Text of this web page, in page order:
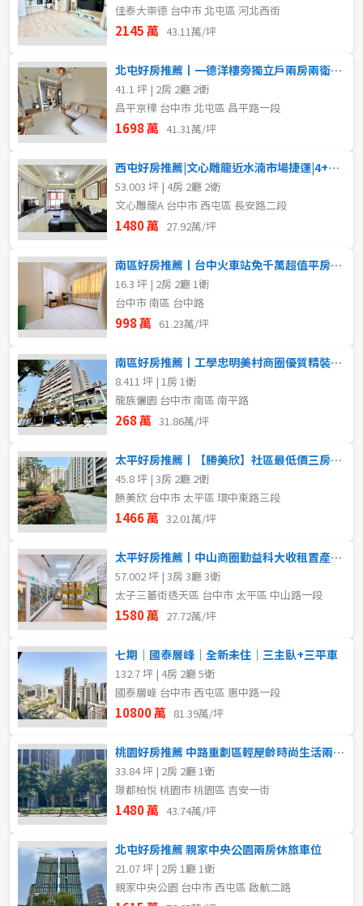
佳泰大崇德 台中市 北屯區 河北西街
2145 萬 43.11萬/坪
北屯好房推薦丨一德洋樓旁獨立戶兩房兩衛柱邊平車
41.1 坪 | 2房 2廳 2衛
昌平京樺 台中市 北屯區 昌平路一段
1698 萬 41.31萬/坪
西屯好房推薦|文心雕龍近水湳市場捷運|4+1房平車
53.003 坪 | 4房 2廳 2衛
文心雕龍A 台中市 西屯區 長安路二段
1480 萬 27.92萬/坪
南區好房推薦丨台中火車站免千萬超值平房｜危老聖品
16.3 坪 | 2房 2廳 1衛
台中市 南區 台中路
998 萬 61.23萬/坪
南區好房推薦丨工學忠明美村商圈優質精裝收租美套房
8.411 坪 | 1房 1衛
龍族儷園 台中市 南區 南平路
268 萬 31.86萬/坪
太平好房推薦丨【勝美欣】社區最低價三房平車
45.8 坪 | 3房 2廳 2衛
勝美欣 台中市 太平區 環中東路三段
1466 萬 32.01萬/坪
太平好房推薦丨中山商圈勤益科大收租置產優質店住
57.002 坪 | 3房 3廳 3衛
太子三蕃街透天區 台中市 太平區 中山路一段
1580 萬 27.72萬/坪
七期｜國泰層峰｜全新未住｜三主臥+三平車
132.7 坪 | 4房 2廳 5衛
國泰層峰 台中市 西屯區 惠中路一段
10800 萬 81.39萬/坪
桃園好房推薦 中路重劃區輕屋齡時尚生活兩房平車
33.84 坪 | 2房 2廳 1衛
璟都柏悅 桃園市 桃園區 吉安一街
1480 萬 43.74萬/坪
北屯好房推薦 親家中央公園兩房休旅車位
21.07 坪 | 2房 1廳 1衛
親家中央公園 台中市 西屯區 啟航二路